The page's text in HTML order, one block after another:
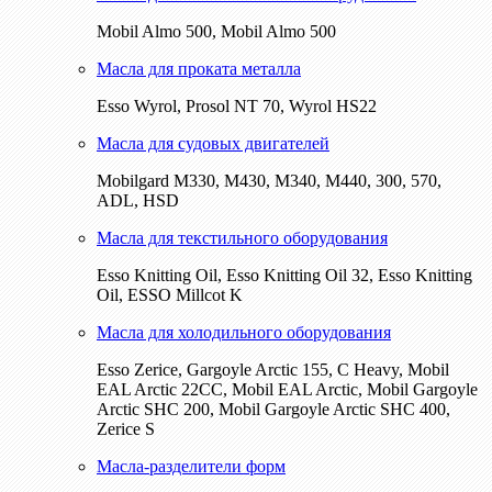
Mobil Almo 500, Mobil Almo 500
Масла для проката металла
Esso Wyrol, Prosol NT 70, Wyrol HS22
Масла для судовых двигателей
Mobilgard M330, M430, M340, M440, 300, 570,
ADL, HSD
Масла для текстильного оборудования
Esso Knitting Oil, Esso Knitting Oil 32, Esso Knitting
Oil, ESSO Millcot K
Масла для холодильного оборудования
Esso Zerice, Gargoyle Arctic 155, С Heavy, Mobil
EAL Arctic 22CC, Mobil EAL Arctic, Mobil Gargoyle
Arctic SHC 200, Mobil Gargoyle Arctic SHC 400,
Zerice S
Масла-разделители форм